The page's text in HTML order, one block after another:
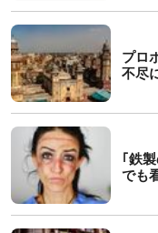
プロ
不尽
｢鉄
でも